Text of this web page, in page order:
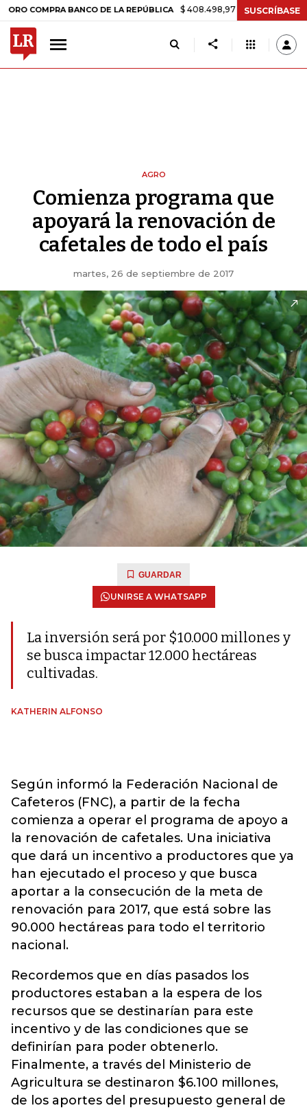
BANCO DE LA REPÚBLICA $ 408.498,97 +$ 8.753,81 +2,19%
SUSCRÍBASE
AGRO
Comienza programa que
apoyará la renovación de
cafetales de todo el país
martes, 26 de septiembre de 2017
GUARDAR
UNIRSE A WHATSAPP
La inversión será por $10.000 millones y
se busca impactar 12.000 hectáreas
cultivadas.
KATHERIN ALFONSO
Según informó la Federación Nacional de
Cafeteros (FNC), a partir de la fecha
comienza a operar el programa de apoyo a
la renovación de cafetales. Una iniciativa
que dará un incentivo a productores que ya
han ejecutado el proceso y que busca
aportar a la consecución de la meta de
renovación para 2017, que está sobre las
90.000 hectáreas para todo el territorio
nacional.
Recordemos que en días pasados los
productores estaban a la espera de los
recursos que se destinarían para este
incentivo y de las condiciones que se
definirían para poder obtenerlo.
Finalmente, a través del Ministerio de
Agricultura se destinaron $6.100 millones,
de los aportes del presupuesto general de